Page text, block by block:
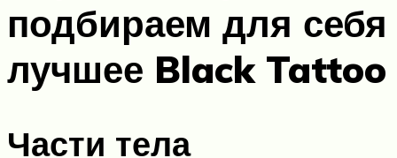
подбираем для себя
лучшее Black Tattoo
Части тела